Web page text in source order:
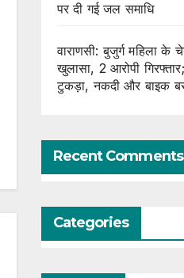
पर दी गई जल समाधि
वाराणसी: बुजुर्ग महिला के
खुलासा, 2 आरोपी
टुकड़ा, नकदी और बाइक
Recent Comments
Categories